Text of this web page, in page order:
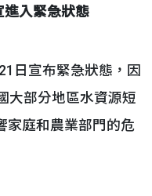
進入緊急狀態
宣布緊急狀態，因
大部分地區水資源短
家庭和農業部門的危